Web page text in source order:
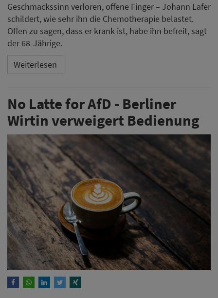
Geschmackssinn verloren, offene Finger – Johann Lafer
schildert, wie sehr ihn die Chemotherapie belastet.
Offen zu sagen, dass er krank ist, habe ihn befreit, sagt
der 68-Jährige.
Weiterlesen
No Latte for AfD - Berliner
Wirtin verweigert Bedienung